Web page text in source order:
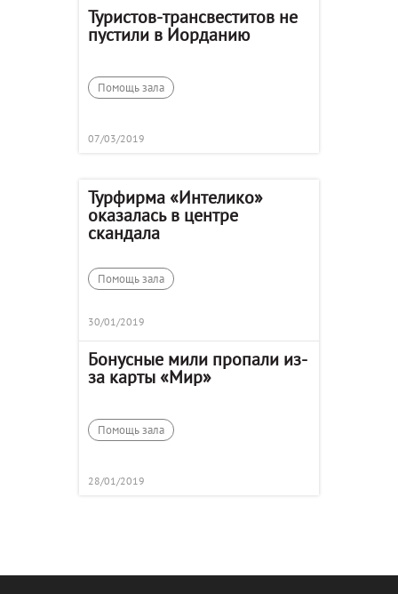
Туристов-трансвеститов не
пустили в Иорданию
Помощь зала
07/03/2019
Турфирма «Интелико»
оказалась в центре
скандала
Помощь зала
30/01/2019
Бонусные мили пропали из-
за карты «Мир»
Помощь зала
28/01/2019